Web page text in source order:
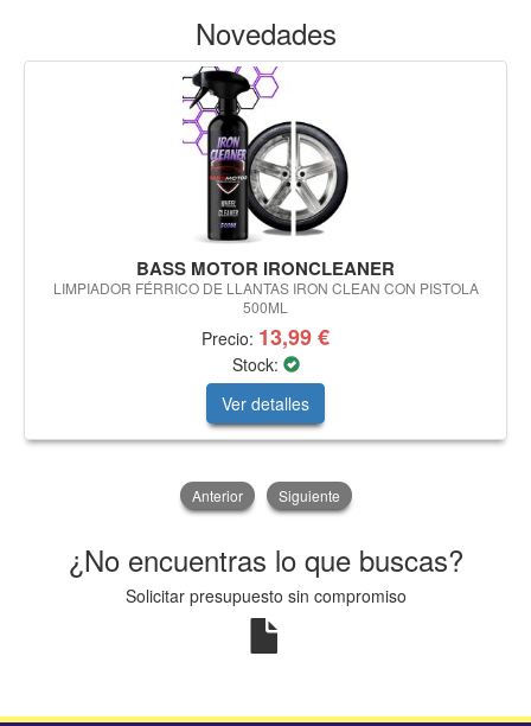
Novedades
BASS MOTOR IRONCLEANER
LIMPIADOR FÉRRICO DE LLANTAS IRON CLEAN CON PISTOLA
500ML
Precio: 13,99 €
Stock:
Ver detalles
Anterior Siguiente
¿No encuentras lo que buscas?
Solicitar presupuesto sin compromiso